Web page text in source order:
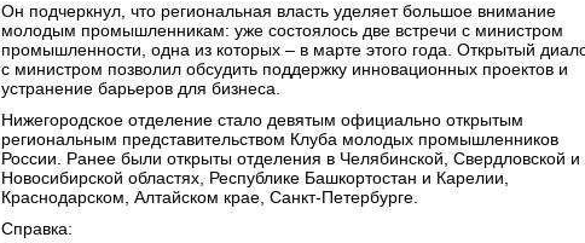
Он подчеркнул, что региональная власть уделяет большое внимание
молодым промышленникам: уже состоялось две встречи с министром
промышленности, одна из которых – в марте этого года. Открытый
с министром позволил обсудить поддержку инновационных проектов и
устранение барьеров для бизнеса.
Нижегородское отделение стало девятым официально открытым
региональным представительством Клуба молодых промышленников
России. Ранее были открыты отделения в Челябинской, Свердловской и
Новосибирской областях, Республике Башкортостан и Карелии,
Краснодарском, Алтайском крае, Санкт-Петербурге.
Справка: